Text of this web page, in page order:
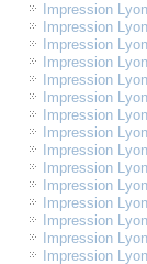
Impression
Impression
Impression
Impression
Impression
Impression
Impression
Impression
Impression
Impression
Impression
Impression
Impression
Impression
Impression